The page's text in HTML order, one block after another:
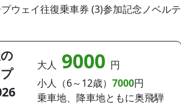
ウェイ往復乗車券 (3)参加記念ノベルテ
大人 9000 円
小人（6～12歳）7000円
乗車地、降車地ともに奥飛騨